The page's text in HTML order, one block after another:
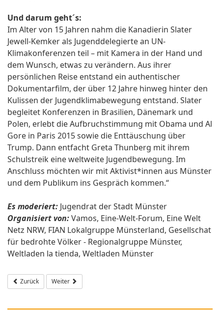
Und darum geht´s:
Im Alter von 15 Jahren nahm die Kanadierin Slater
Jewell-Kemker als Jugenddelegierte an UN-
Klimakonferenzen teil – mit Kamera in der Hand und
dem Wunsch, etwas zu verändern. Aus ihrer
persönlichen Reise entstand ein authentischer
Dokumentarfilm, der über 12 Jahre hinweg hinter den
Kulissen der Jugendklimabewegung entstand. Slater
begleitet Konferenzen in Brasilien, Dänemark und
Polen, erlebt die Aufbruchstimmung mit Obama und Al
Gore in Paris 2015 sowie die Enttäuschung über
Trump. Dann entfacht Greta Thunberg mit ihrem
Schulstreik eine weltweite Jugendbewegung. Im
Anschluss möchten wir mit Aktivist*innen aus Münster
und dem Publikum ins Gespräch kommen.“
Es moderiert: Jugendrat der Stadt Münster
Organisiert von:Vamos, Eine-Welt-Forum, Eine Welt
Netz NRW, FIAN Lokalgruppe Münsterland, Gesellschat
für bedrohte Völker - Regionalgruppe Münster,
Weltladen la tienda, Weltladen Münster
Vorheriger Beitrag: Stellenausschreibung für die Hammer Str. 53
Zurück Nächster Beitrag: Lesung & Gespräch mit Caspar Dohmen:
Weiter